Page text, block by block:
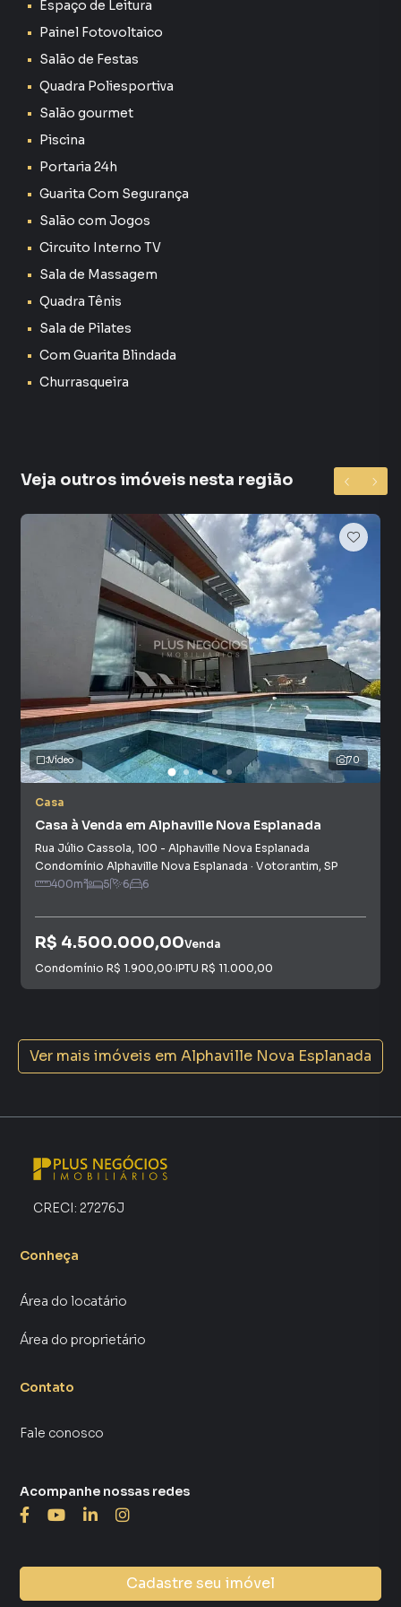
Votorantim, especialmente em Alphaville Nova Esplanada.
Isso porque temos uma equipe de marketing digital focada
em produzir campanhas específicas para Votorantim, o
que aumenta muito o número de contatos interessados e
alugar seu imóvel mais rápido. Contamos também com um
time de programadores, corretores treinados e uma
central de atendimento preparada para atender
Espaço de Leitura
Painel Fotovoltaico
Salão de Festas
Quadra Poliesportiva
Salão gourmet
Piscina
Portaria 24h
Guarita Com Segurança
Salão com Jogos
Circuito Interno TV
Sala de Massagem
Quadra Tênis
Sala de Pilates
Com Guarita Blindada
Churrasqueira
Veja outros imóveis nesta região
70
Vídeo
Casa
Casa à Venda em Alphaville Nova Esplanada
Rua Júlio Cassola, 100 - Alphaville Nova Esplanada
Condomínio Alphaville Nova Esplanada · Votorantim, SP
400m² 5 6 6
R$ 4.500.000,00Venda
Condomínio R$ 1.900,00·IPTU R$ 11.000,00
Ver mais imóveis em Alphaville Nova Esplanada
CRECI: 27276J
Conheça
Área do locatário
Área do proprietário
Contato
Fale conosco
Cadastre seu imóvel
Acompanhe nossas redes